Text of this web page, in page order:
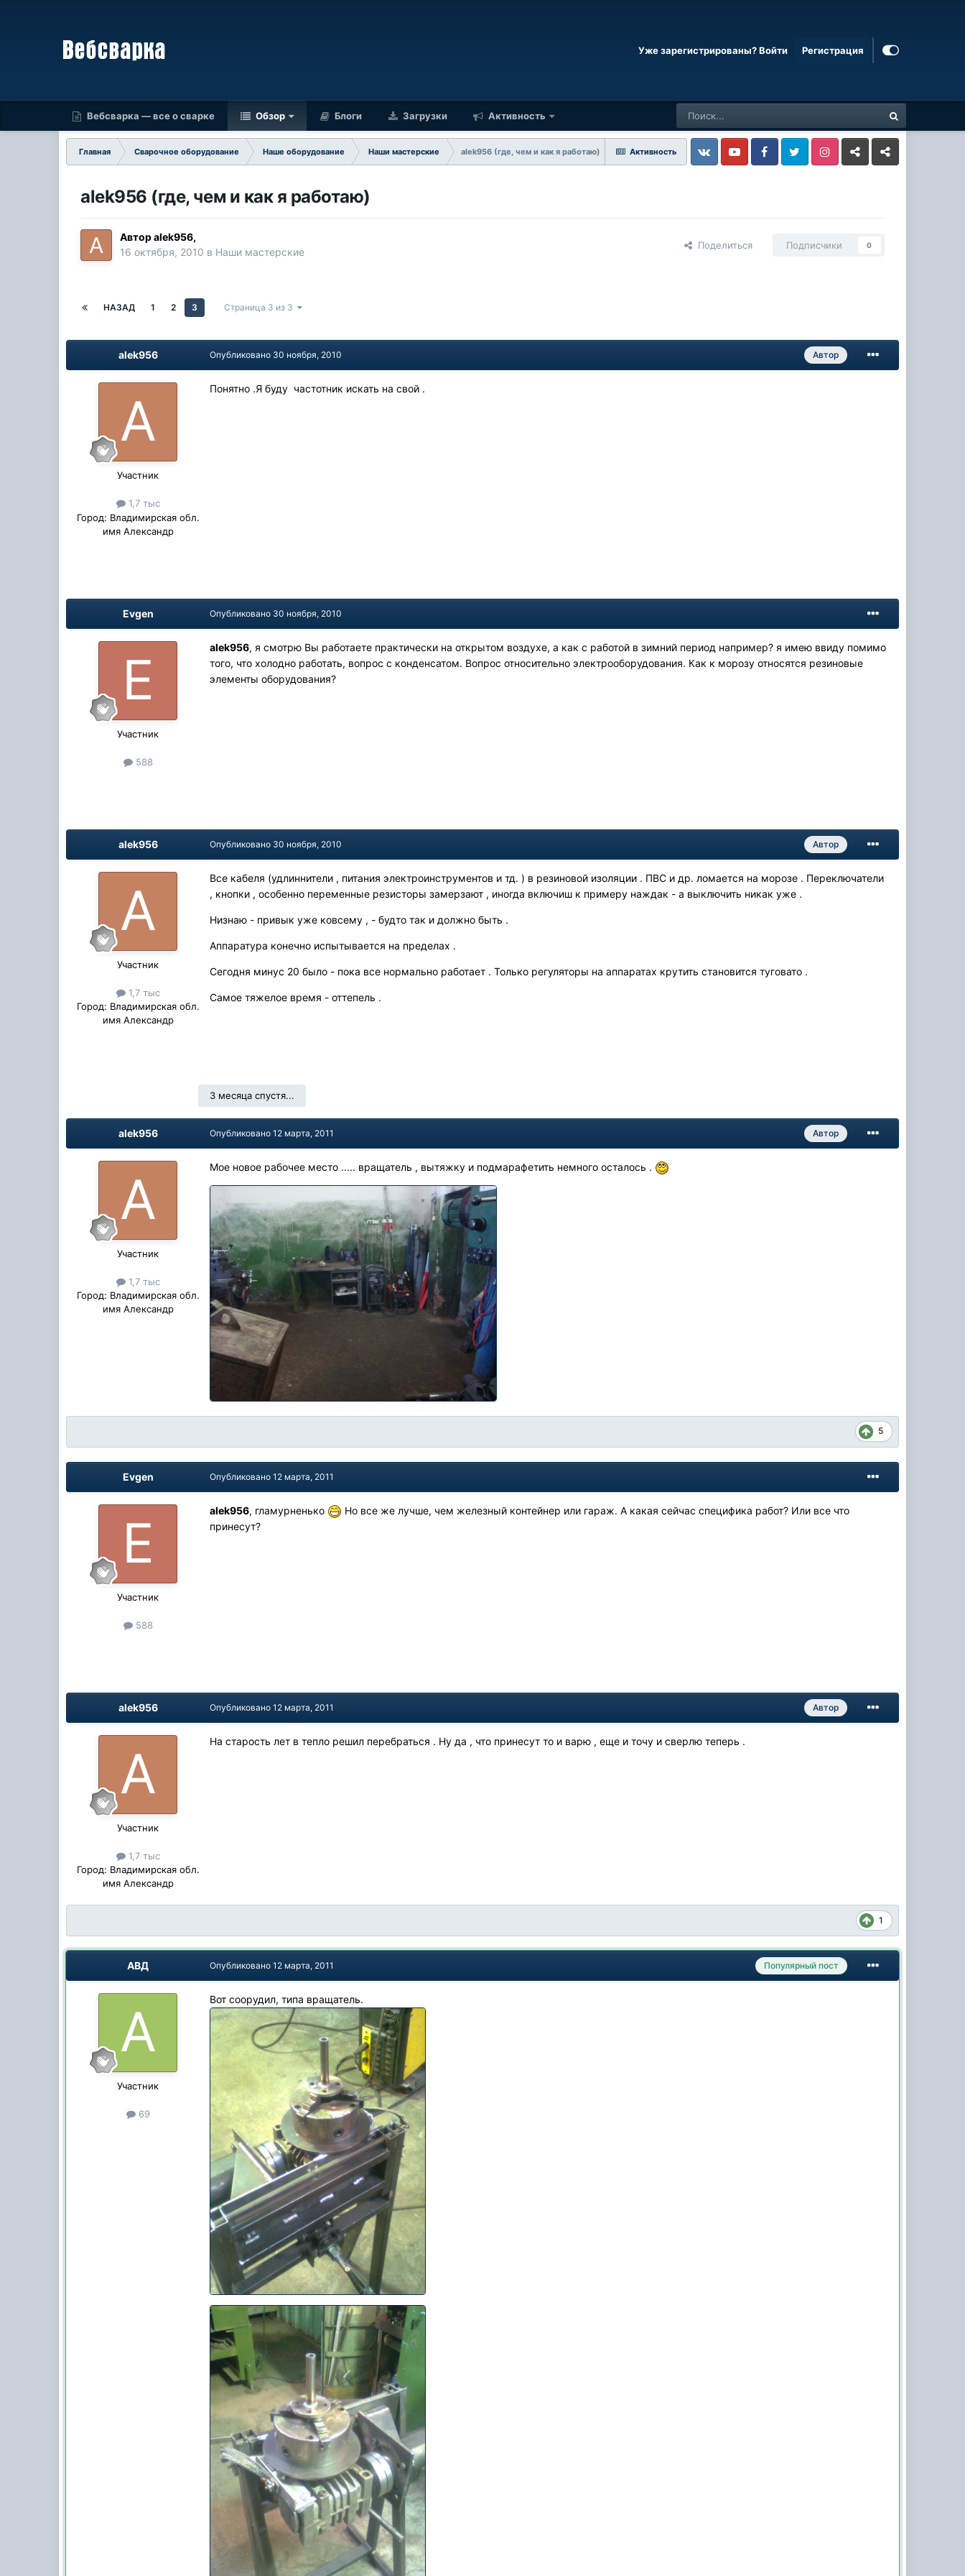
Уже зарегистрированы? Войти Регистрация
Вебсварка — все о сварке Обзор Блоги Загрузки Активность
Активность
Главная Сварочное оборудование Наше оборудование Наши мастерские
alek956 (где, чем и как я работаю)
VkontakteYouTube FacebookTwitter InstagramLivejournalOdnoklassniki
alek956 (где, чем и как я работаю)
Авторalek956,
16 октября, 2010 в Наши мастерские
Поделиться Подписчики 0
НАЗАД 1 2 3 Страница 3 из 3
alek956
Участник
1,7 тыс
Город: Владимирская обл.
имя Александр
Автор
Опубликовано 30 ноября, 2010
Понятно .Я буду частотник искать на свой .
Evgen
Участник
588
Опубликовано 30 ноября, 2010
alek956, я смотрю Вы работаете практически на открытом воздухе, а как с работой в зимний период например? я имею ввиду помимо
того, что холодно работать, вопрос с конденсатом. Вопрос относительно электрооборудования. Как к морозу относятся резиновые
элементы оборудования?
alek956
Участник
1,7 тыс
Город: Владимирская обл.
имя Александр
Автор
Опубликовано 30 ноября, 2010
Все кабеля (удлиннители , питания электроинструментов и тд. ) в резиновой изоляции . ПВС и др. ломается на морозе . Переключатели
, кнопки , особенно переменные резисторы замерзают , иногда включиш к примеру наждак - а выключить никак уже .
Низнаю - привык уже ковсему , - будто так и должно быть .
Аппаратура конечно испытывается на пределах .
Сегодня минус 20 было - пока все нормально работает . Только регуляторы на аппаратах крутить становится туговато .
Самое тяжелое время - оттепель .
3 месяца спустя...
alek956
Участник
1,7 тыс
Город: Владимирская обл.
имя Александр
Автор
Опубликовано12 марта, 2011
Мое новое рабочее место ..... вращатель , вытяжку и подмарафетить немного осталось .
5
Evgen
Участник
588
Опубликовано12 марта, 2011
alek956, гламурненько
Но все же лучше, чем железный контейнер или гараж. А какая сейчас специфика работ? Или все что
принесут?
alek956
Участник
1,7 тыс
Город: Владимирская обл.
имя Александр
Автор
Опубликовано12 марта, 2011
На старость лет в тепло решил перебраться . Ну да , что принесут то и варю , еще и точу и сверлю теперь .
1
АВД
Участник
69
Популярный пост
Опубликовано12 марта, 2011
Вот соорудил, типа вращатель.